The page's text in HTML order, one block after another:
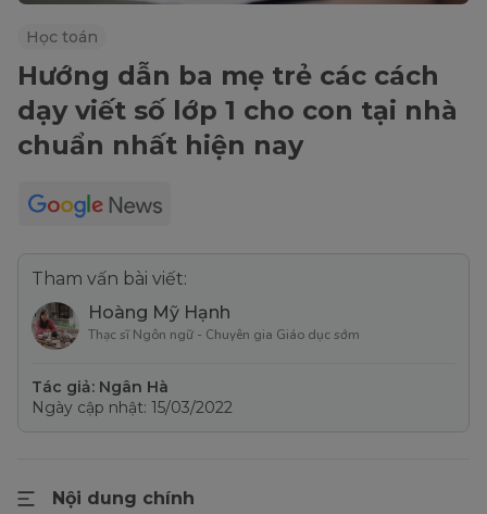
Học toán
Hướng dẫn ba mẹ trẻ các cách
dạy viết số lớp 1 cho con tại nhà
chuẩn nhất hiện nay
Tham vấn bài viết:
Hoàng Mỹ Hạnh
Thạc sĩ Ngôn ngữ - Chuyên gia Giáo dục sớm
Tác giả: Ngân Hà
Ngày cập nhật: 15/03/2022
Nội dung chính